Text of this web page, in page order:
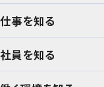
仕事を知る
社員を知る